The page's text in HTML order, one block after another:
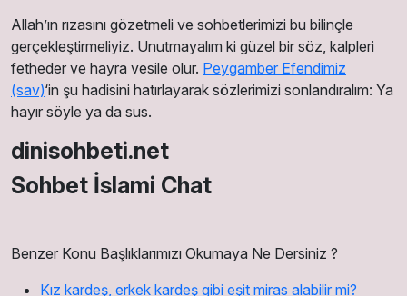
Allah’ın rızasını gözetmeli ve sohbetlerimizi bu bilinçle
gerçekleştirmeliyiz. Unutmayalım ki güzel bir söz, kalpleri
fetheder ve hayra vesile olur. Peygamber Efendimiz
(sav)‘in şu hadisini hatırlayarak sözlerimizi sonlandıralım: Ya
hayır söyle ya da sus.
dinisohbeti.net
Sohbet İslami Chat
Benzer Konu Başlıklarımızı Okumaya Ne Dersiniz ?
Kız kardeş, erkek kardeş gibi eşit miras alabilir mi?